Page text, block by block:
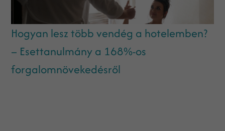
Hogyan lesz több vendég a hotelemben?
– Esettanulmány a 168%-os
forgalomnövekedésről